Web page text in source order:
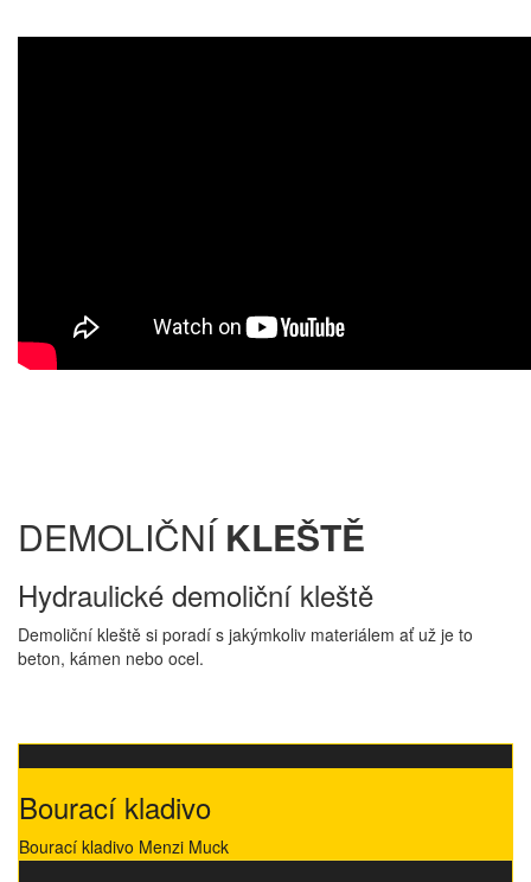
DEMOLIČNÍKLEŠTĚ
Hydraulické demoliční kleště
Demoliční kleště si poradí s jakýmkoliv materiálem ať už je to
beton, kámen nebo ocel.
Bourací kladivo
Bourací kladivo Menzi Muck